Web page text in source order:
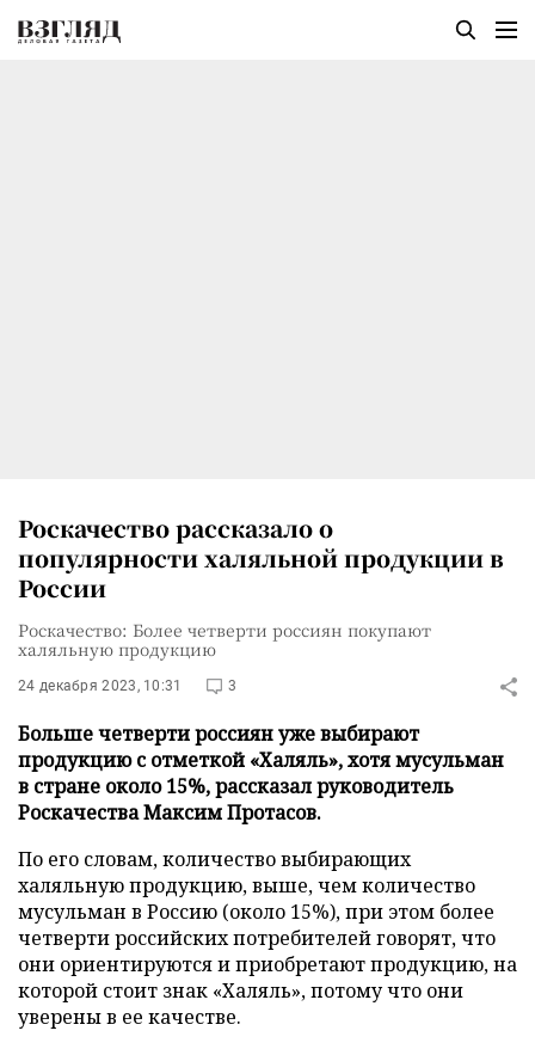
Роскачество рассказало о
популярности халяльной продукции в
России
Роскачество: Более четверти россиян покупают
халяльную продукцию
24 декабря 2023, 10:31 3
Больше четверти россиян уже выбирают
продукцию с отметкой «Халяль», хотя мусульман
в стране около 15%, рассказал руководитель
Роскачества Максим Протасов.
По его словам, количество выбирающих
халяльную продукцию, выше, чем количество
мусульман в Россию (около 15%), при этом более
четверти российских потребителей говорят, что
они ориентируются и приобретают продукцию, на
которой стоит знак «Халяль», потому что они
уверены в ее качестве.